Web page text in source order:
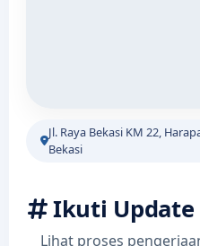
Jl. Raya Bekasi KM 22,
Bekasi
Ikuti Update
Lihat proses